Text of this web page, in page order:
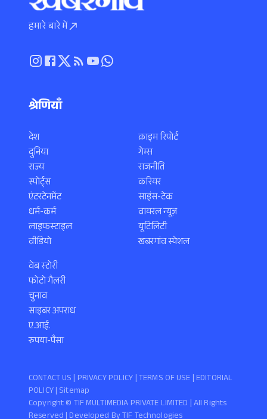
हमारे बारे में
श्रेणियाँ
देश
दुनिया
राज्य
स्पोर्ट्स
एंटरटेनमेंट
धर्म-कर्म
लाइफस्टाइल
वीडियो
क्राइम रिपोर्ट
गेम्स
राजनीति
करियर
साइंस-टेक
वायरल न्यूज़
यूटिलिटी
खबरगांव स्पेशल
वेब स्टोरी
फोटो गैलरी
चुनाव
साइबर अपराध
ए.आई.
रुपया-पैसा
Copyright ©️ TIF MULTIMEDIA PRIVATE LIMITED | All Rights
CONTACT US | PRIVACY POLICY |TERMS OF USE | EDITORIAL
POLICY| Sitemap